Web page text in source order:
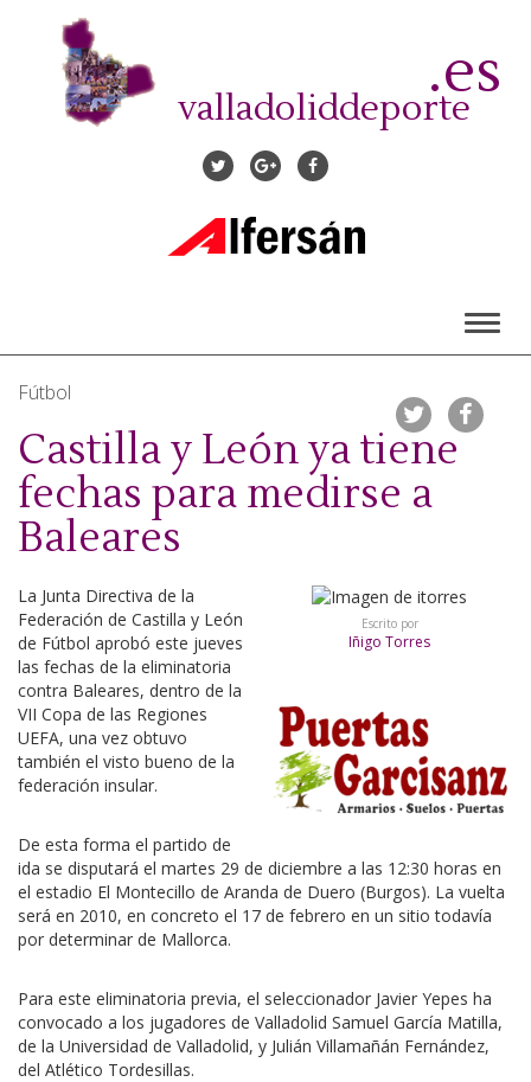
contenido
valladoliddeporte
.es
Fútbol
Castilla y León ya tiene
fechas para medirse a
Baleares
Escrito por
Iñigo Torres
La Junta Directiva de la
Federación de Castilla y León
de Fútbol aprobó este jueves
las fechas de la eliminatoria
contra Baleares, dentro de la
VII Copa de las Regiones
UEFA, una vez obtuvo
también el visto bueno de la
federación insular.
De esta forma el partido de
ida se disputará el martes 29 de diciembre a las 12:30 horas en
el estadio El Montecillo de Aranda de Duero (Burgos). La vuelta
será en 2010, en concreto el 17 de febrero en un sitio todavía
por determinar de Mallorca.
Para este eliminatoria previa, el seleccionador Javier Yepes ha
convocado a los jugadores de Valladolid Samuel García Matilla,
de la Universidad de Valladolid, y Julián Villamañán Fernández,
del Atlético Tordesillas.